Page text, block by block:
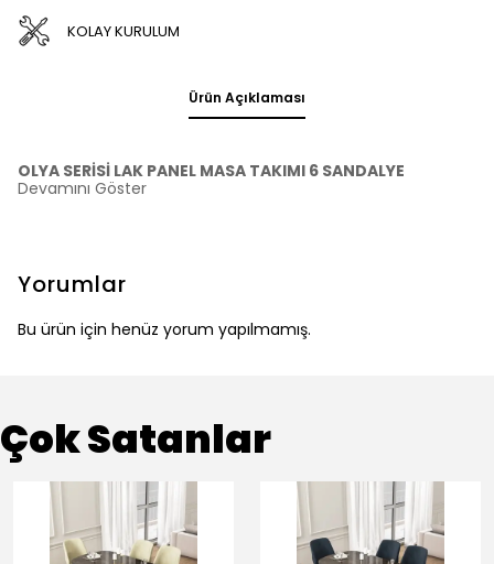
KOLAY KURULUM
Ürün Açıklaması
OLYA SERİSİ LAK PANEL MASA TAKIMI 6 SANDALYE
Devamını Göster
Yorumlar
Bu ürün için henüz yorum yapılmamış.
Çok Satanlar